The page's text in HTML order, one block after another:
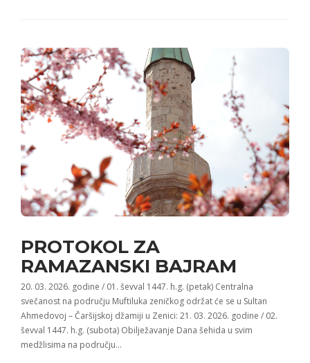
PROTOKOL ZA
RAMAZANSKI BAJRAM
20. 03. 2026. godine / 01. ševval 1447. h.g. (petak) Centralna
svečanost na području Muftiluka zeničkog održat će se u Sultan
Ahmedovoj – Čaršijskoj džamiji u Zenici: 21. 03. 2026. godine / 02.
ševval 1447. h.g. (subota) Obilježavanje Dana šehida u svim
medžlisima na području…